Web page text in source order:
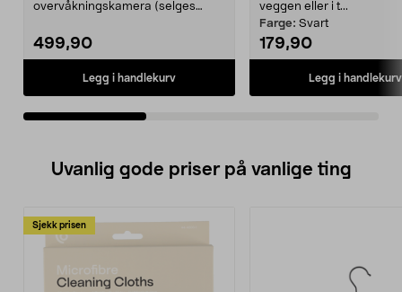
overvåkningskamera (selges
499,90
Legg i handlekurv
veggen eller i t...
Farge: Svart
179,90
Legg i handlekurv
Uvanlig gode priser på vanlige ting
Sjekk prisen